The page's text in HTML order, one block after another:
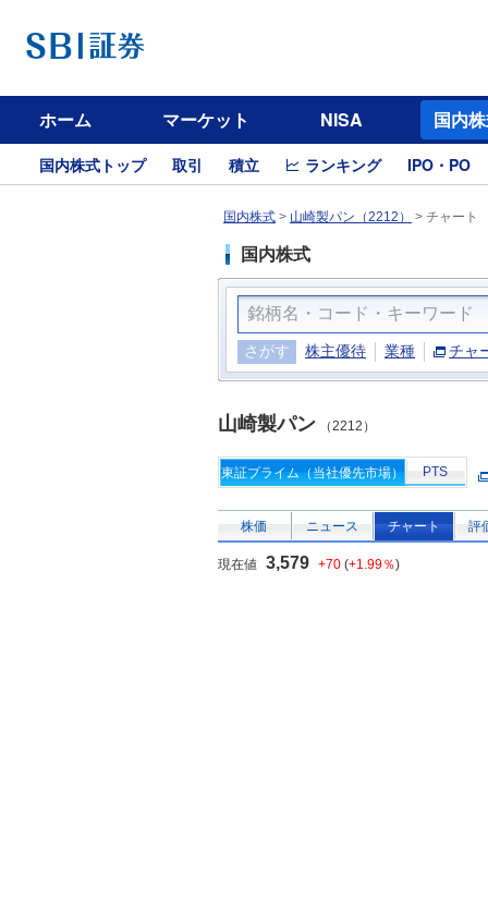
ホーム マーケット NISA 国内
国内株式トップ 取引 積立 ランキング IPO・PO
国内株式 > 山崎製パン（2212） > チャート
国内株式
さがす 株主優待 業種 チャ
山崎製パン （2212）
東証プライム（当社優先市場） PTS
株価 ニュース チャート 評
現在値 3,579 +70 (+1.99％)